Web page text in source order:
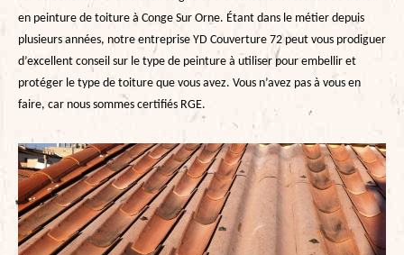
en peinture de toiture à Conge Sur Orne. Étant dans le métier depuis
plusieurs années, notre entreprise YD Couverture 72 peut vous prodiguer
d’excellent conseil sur le type de peinture à utiliser pour embellir et
protéger le type de toiture que vous avez. Vous n’avez pas à vous en
faire, car nous sommes certifiés RGE.